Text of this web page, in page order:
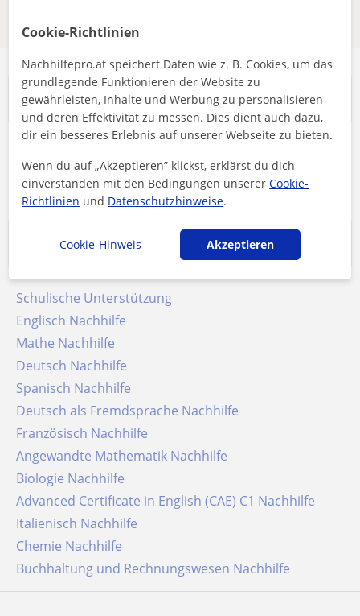
Ort
Nachhilfe in Tulln
Beliebteste Suchanfragen
Schulische Unterstützung
Englisch Nachhilfe
Mathe Nachhilfe
Deutsch Nachhilfe
Spanisch Nachhilfe
Deutsch als Fremdsprache Nachhilfe
Französisch Nachhilfe
Angewandte Mathematik Nachhilfe
Biologie Nachhilfe
Advanced Certificate in English (CAE) C1 Nachhilfe
Italienisch Nachhilfe
Chemie Nachhilfe
Buchhaltung und Rechnungswesen Nachhilfe
Cookie-Richtlinien
Nachhilfepro.at speichert Daten wie z. B. Cookies, um das
grundlegende Funktionieren der Website zu
gewährleisten, Inhalte und Werbung zu personalisieren
und deren Effektivität zu messen. Dies dient auch dazu,
dir ein besseres Erlebnis auf unserer Webseite zu bieten.
Wenn du auf „Akzeptieren” klickst, erklärst du dich
einverstanden mit den Bedingungen unsererCookie-
Richtlinien und Datenschutzhinweise.
Cookie-Hinweis Akzeptieren